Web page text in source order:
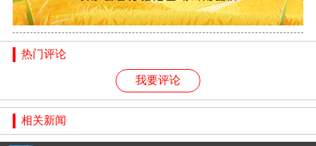
热门评论
我要评论
相关新闻